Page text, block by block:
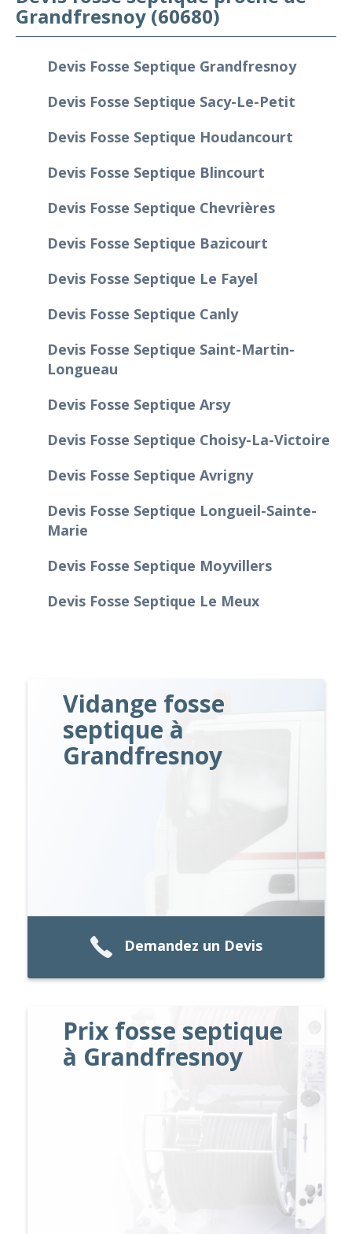
Grandfresnoy (60680)
Devis Fosse Septique Grandfresnoy
Devis Fosse Septique Sacy-Le-Petit
Devis Fosse Septique Houdancourt
Devis Fosse Septique Blincourt
Devis Fosse Septique Chevrières
Devis Fosse Septique Bazicourt
Devis Fosse Septique Le Fayel
Devis Fosse Septique Canly
Devis Fosse Septique Saint-Martin-
Longueau
Devis Fosse Septique Arsy
Devis Fosse Septique Choisy-La-Victoire
Devis Fosse Septique Avrigny
Devis Fosse Septique Longueil-Sainte-
Marie
Devis Fosse Septique Moyvillers
Devis Fosse Septique Le Meux
Vidange fosse
septique à
Grandfresnoy
Demandez un Devis
Prix fosse septique
à Grandfresnoy